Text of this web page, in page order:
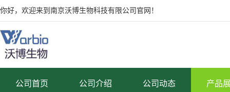
你好，欢迎来到南京沃博生物科技有限公司官网！
公司首页 公司介绍 公司动态 产品